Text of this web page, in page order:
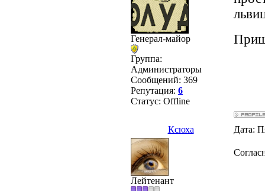
Генерал-майор
Группа:
Администраторы
Сообщений: 369
Репутация: 6
Статус: Offline
Ксюха Дата:
Лейтенант